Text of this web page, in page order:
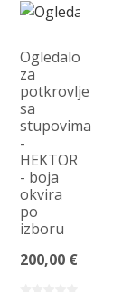
Ogledalo
za
potkrovlje
sa
stupovima
-
HEKTOR
- boja
okvira
po
izboru
200,00 €